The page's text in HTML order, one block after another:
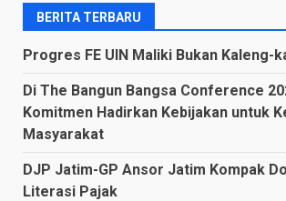
BERITA TERBARU
Progres FE UIN Maliki Bukan Kaleng-
Di The Bangun Bangsa Conference
Komitmen Hadirkan Kebijakan untuk
Masyarakat
DJP Jatim-GP Ansor Jatim Kompak
Literasi Pajak